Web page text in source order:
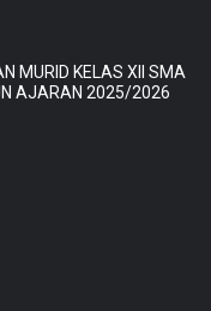
MURID KELAS XII SMA
AJARAN 2025/2026